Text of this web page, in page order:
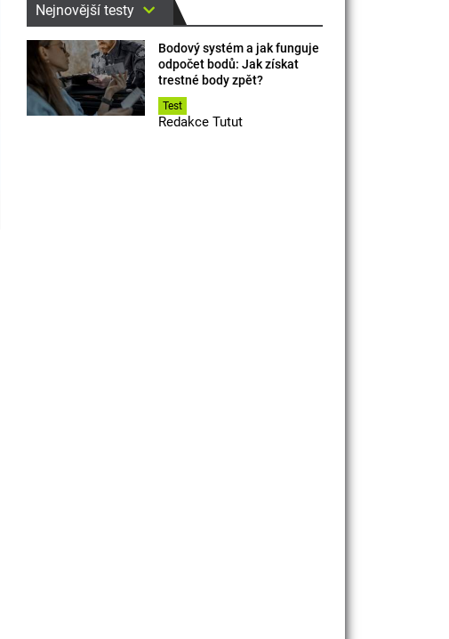
Nejnovější testy
Bodový systém a jak funguje
odpočet bodů: Jak získat
trestné body zpět?
Test
Redakce Tutut